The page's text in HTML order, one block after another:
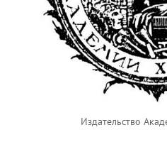
Издательство